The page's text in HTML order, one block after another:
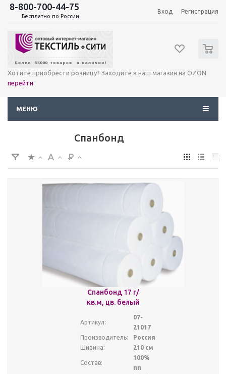
8-800-700-44-75
Бесплатно по России
Вход Регистрация
Хотите приобрести розницу? Заходите в наш магазин на OZON
перейти
МЕНЮ
Спанбонд
Спанбонд 17 г/
кв.м, цв. белый
Артикул:
07-
21017
Производитель:
Россия
Ширина:
210 см
Состав:
100%
пп